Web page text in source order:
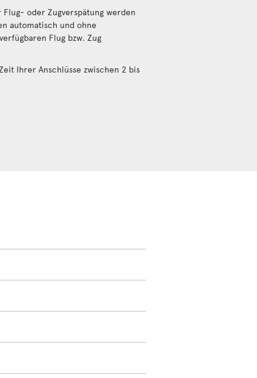
Flug- oder Zugverspätung werden
automatisch und ohne
Flug bzw. Zug
Ihrer Anschlüsse zwischen 2 bis